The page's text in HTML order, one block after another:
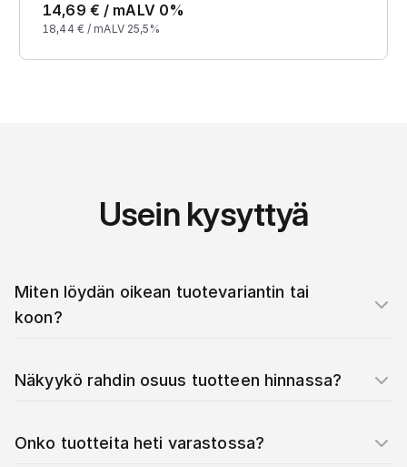
14,69 € / mALV 0%
18,44 € / mALV 25,5%
Usein kysyttyä
Miten löydän oikean tuotevariantin tai
koon?
Näkyykö rahdin osuus tuotteen hinnassa?
Onko tuotteita heti varastossa?